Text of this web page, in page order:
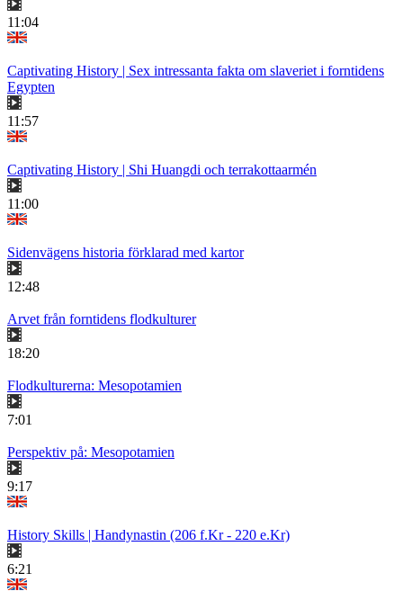
11:04
Captivating History | Sex intressanta fakta om slaveriet i forntidens
Egypten
11:57
Captivating History | Shi Huangdi och terrakottaarmén
11:00
Sidenvägens historia förklarad med kartor
12:48
Arvet från forntidens flodkulturer
18:20
Flodkulturerna: Mesopotamien
7:01
Perspektiv på: Mesopotamien
9:17
History Skills | Handynastin (206 f.Kr - 220 e.Kr)
6:21